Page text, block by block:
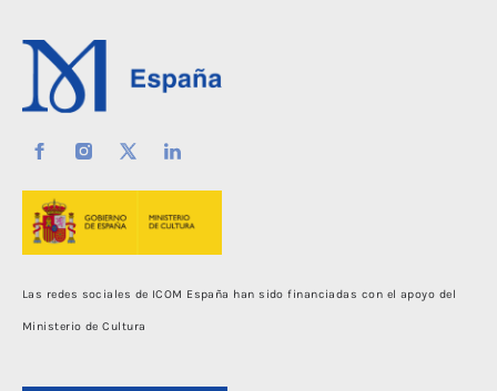
Las redes sociales de ICOM España han sido financiadas con el apoyo del
Ministerio de Cultura